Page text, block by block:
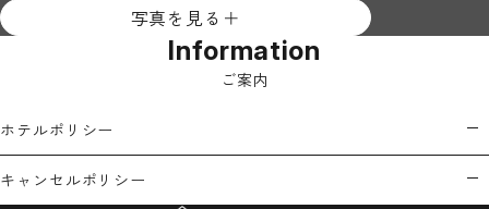
写真を見る ＋
Information
ご案内
ホテルポリシー
キャンセルポリシー